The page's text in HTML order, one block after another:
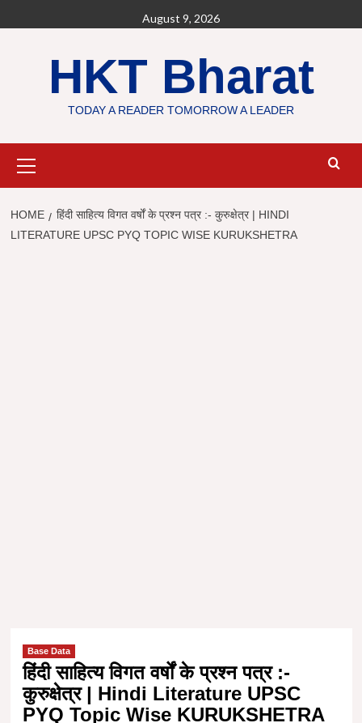
to
August 9, 2026
HKT Bharat
TODAY A READER TOMORROW A LEADER
Menu
HOME
हिंदी साहित्य विगत वर्षों के प्रश्न पत्र :- कुरुक्षेत्र | HINDI
LITERATURE UPSC PYQ TOPIC WISE KURUKSHETRA
Base Data
हिंदी साहित्य विगत वर्षों के प्रश्न पत्र :-
कुरुक्षेत्र | Hindi Literature UPSC
PYQ Topic Wise KURUKSHETRA